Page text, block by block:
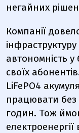
негайних
Компанії
автономність
своїх
LiFePO4
працювати без
годин. Тож